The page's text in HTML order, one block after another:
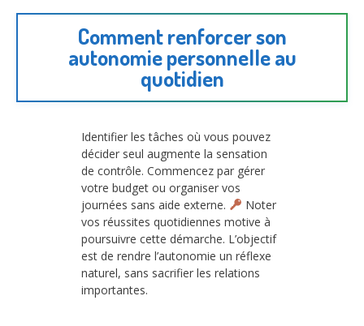
Comment renforcer son
autonomie personnelle au
quotidien
Identifier les tâches où vous pouvez
décider seul augmente la sensation
de contrôle. Commencez par gérer
votre budget ou organiser vos
journées sans aide externe.
Noter
vos réussites quotidiennes motive à
poursuivre cette démarche. L’objectif
est de rendre l’autonomie un réflexe
naturel, sans sacrifier les relations
importantes.